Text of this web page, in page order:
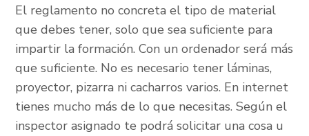
El reglamento no concreta el tipo de material
que debes tener, solo que sea suficiente para
impartir la formación. Con un ordenador será más
que suficiente. No es necesario tener láminas,
proyector, pizarra ni cacharros varios. En internet
tienes mucho más de lo que necesitas. Según el
inspector asignado te podrá solicitar una cosa u